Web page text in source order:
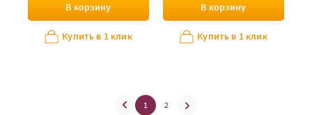
В корзину
Купить в 1 клик
В корзину
Купить в 1 клик
1 2